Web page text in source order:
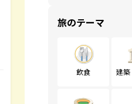
旅のテーマ
飲食 建築